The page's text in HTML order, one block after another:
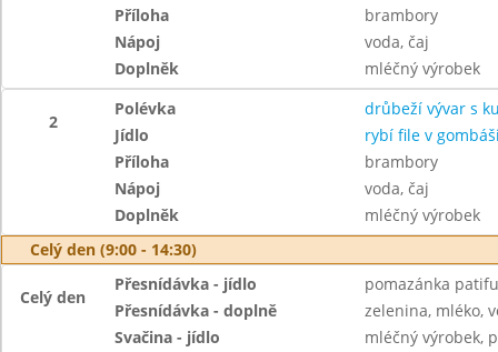
Příloha
brambory
Nápoj
voda, čaj
Doplněk
mléčný výrobek
2
Polévka
drůbeží vývar s
Jídlo
rybí file v
Příloha
brambory
Nápoj
voda, čaj
Doplněk
mléčný výrobek
Celý den (9:00 - 14:30)
Celý den
Přesnídávka - jídlo
pomazánka
Přesnídávka - doplně
zelenina, mléko,
Svačina - jídlo
mléčný výrobek,